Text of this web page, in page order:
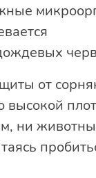
от
высокой
ни